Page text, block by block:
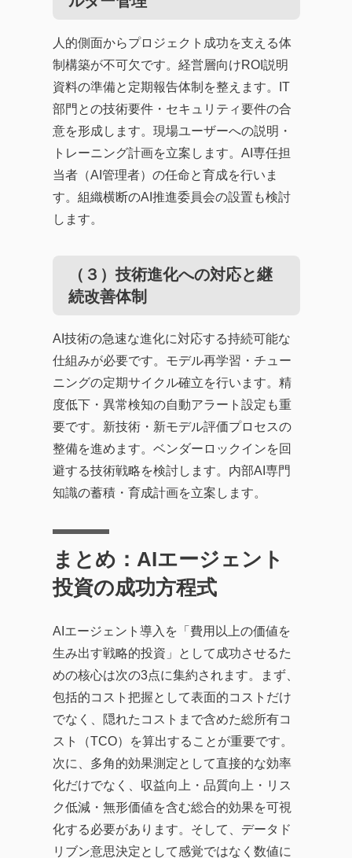
人的側面からプロジェクト成功を支える体
制構築が不可欠です。経営層向けROI説明
資料の準備と定期報告体制を整えます。IT
部門との技術要件・セキュリティ要件の合
意を形成します。現場ユーザーへの説明・
トレーニング計画を立案します。AI専任担
当者（AI管理者）の任命と育成を行いま
す。組織横断のAI推進委員会の設置も検討
します。
（３）技術進化への対応と継
続改善体制
AI技術の急速な進化に対応する持続可能な
仕組みが必要です。モデル再学習・チュー
ニングの定期サイクル確立を行います。精
度低下・異常検知の自動アラート設定も重
要です。新技術・新モデル評価プロセスの
整備を進めます。ベンダーロックインを回
避する技術戦略を検討します。内部AI専門
知識の蓄積・育成計画を立案します。
まとめ：AIエージェント
投資の成功方程式
AIエージェント導入を「費用以上の価値を
生み出す戦略的投資」として成功させるた
めの核心は次の3点に集約されます。まず、
包括的コスト把握として表面的コストだけ
でなく、隠れたコストまで含めた総所有コ
スト（TCO）を算出することが重要です。
次に、多角的効果測定として直接的な効率
化だけでなく、収益向上・品質向上・リス
ク低減・無形価値を含む総合的効果を可視
化する必要があります。そして、データド
リブン意思決定として感覚ではなく数値に